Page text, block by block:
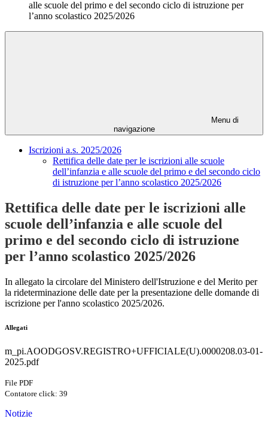
alle scuole del primo e del secondo ciclo di istruzione per
l’anno scolastico 2025/2026
Menu di
navigazione
Iscrizioni a.s. 2025/2026
Rettifica delle date per le iscrizioni alle scuole
dell’infanzia e alle scuole del primo e del secondo ciclo
di istruzione per l’anno scolastico 2025/2026
Rettifica delle date per le iscrizioni alle
scuole dell’infanzia e alle scuole del
primo e del secondo ciclo di istruzione
per l’anno scolastico 2025/2026
In allegato la circolare del Ministero dell'Istruzione e del Merito per
la rideterminazione delle date per la presentazione delle domande di
iscrizione per l'anno scolastico 2025/2026.
Allegati
m_pi.AOODGOSV.REGISTRO+UFFICIALE(U).0000208.03-01-
2025.pdf
File PDF
Contatore click: 39
Notizie